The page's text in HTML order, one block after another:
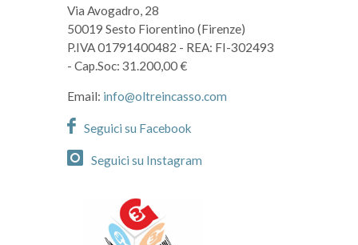
Via Avogadro, 28
50019 Sesto Fiorentino (Firenze)
P.IVA 01791400482 - REA: FI-302493
- Cap.Soc: 31.200,00 €
Email: info@oltreincasso.com
Seguici su Facebook
Seguici su Instagram